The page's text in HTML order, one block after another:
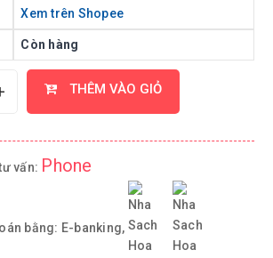
Xem trên Shopee
Còn hàng
THÊM VÀO GIỎ
vấn: Phone
bằng: E-banking,